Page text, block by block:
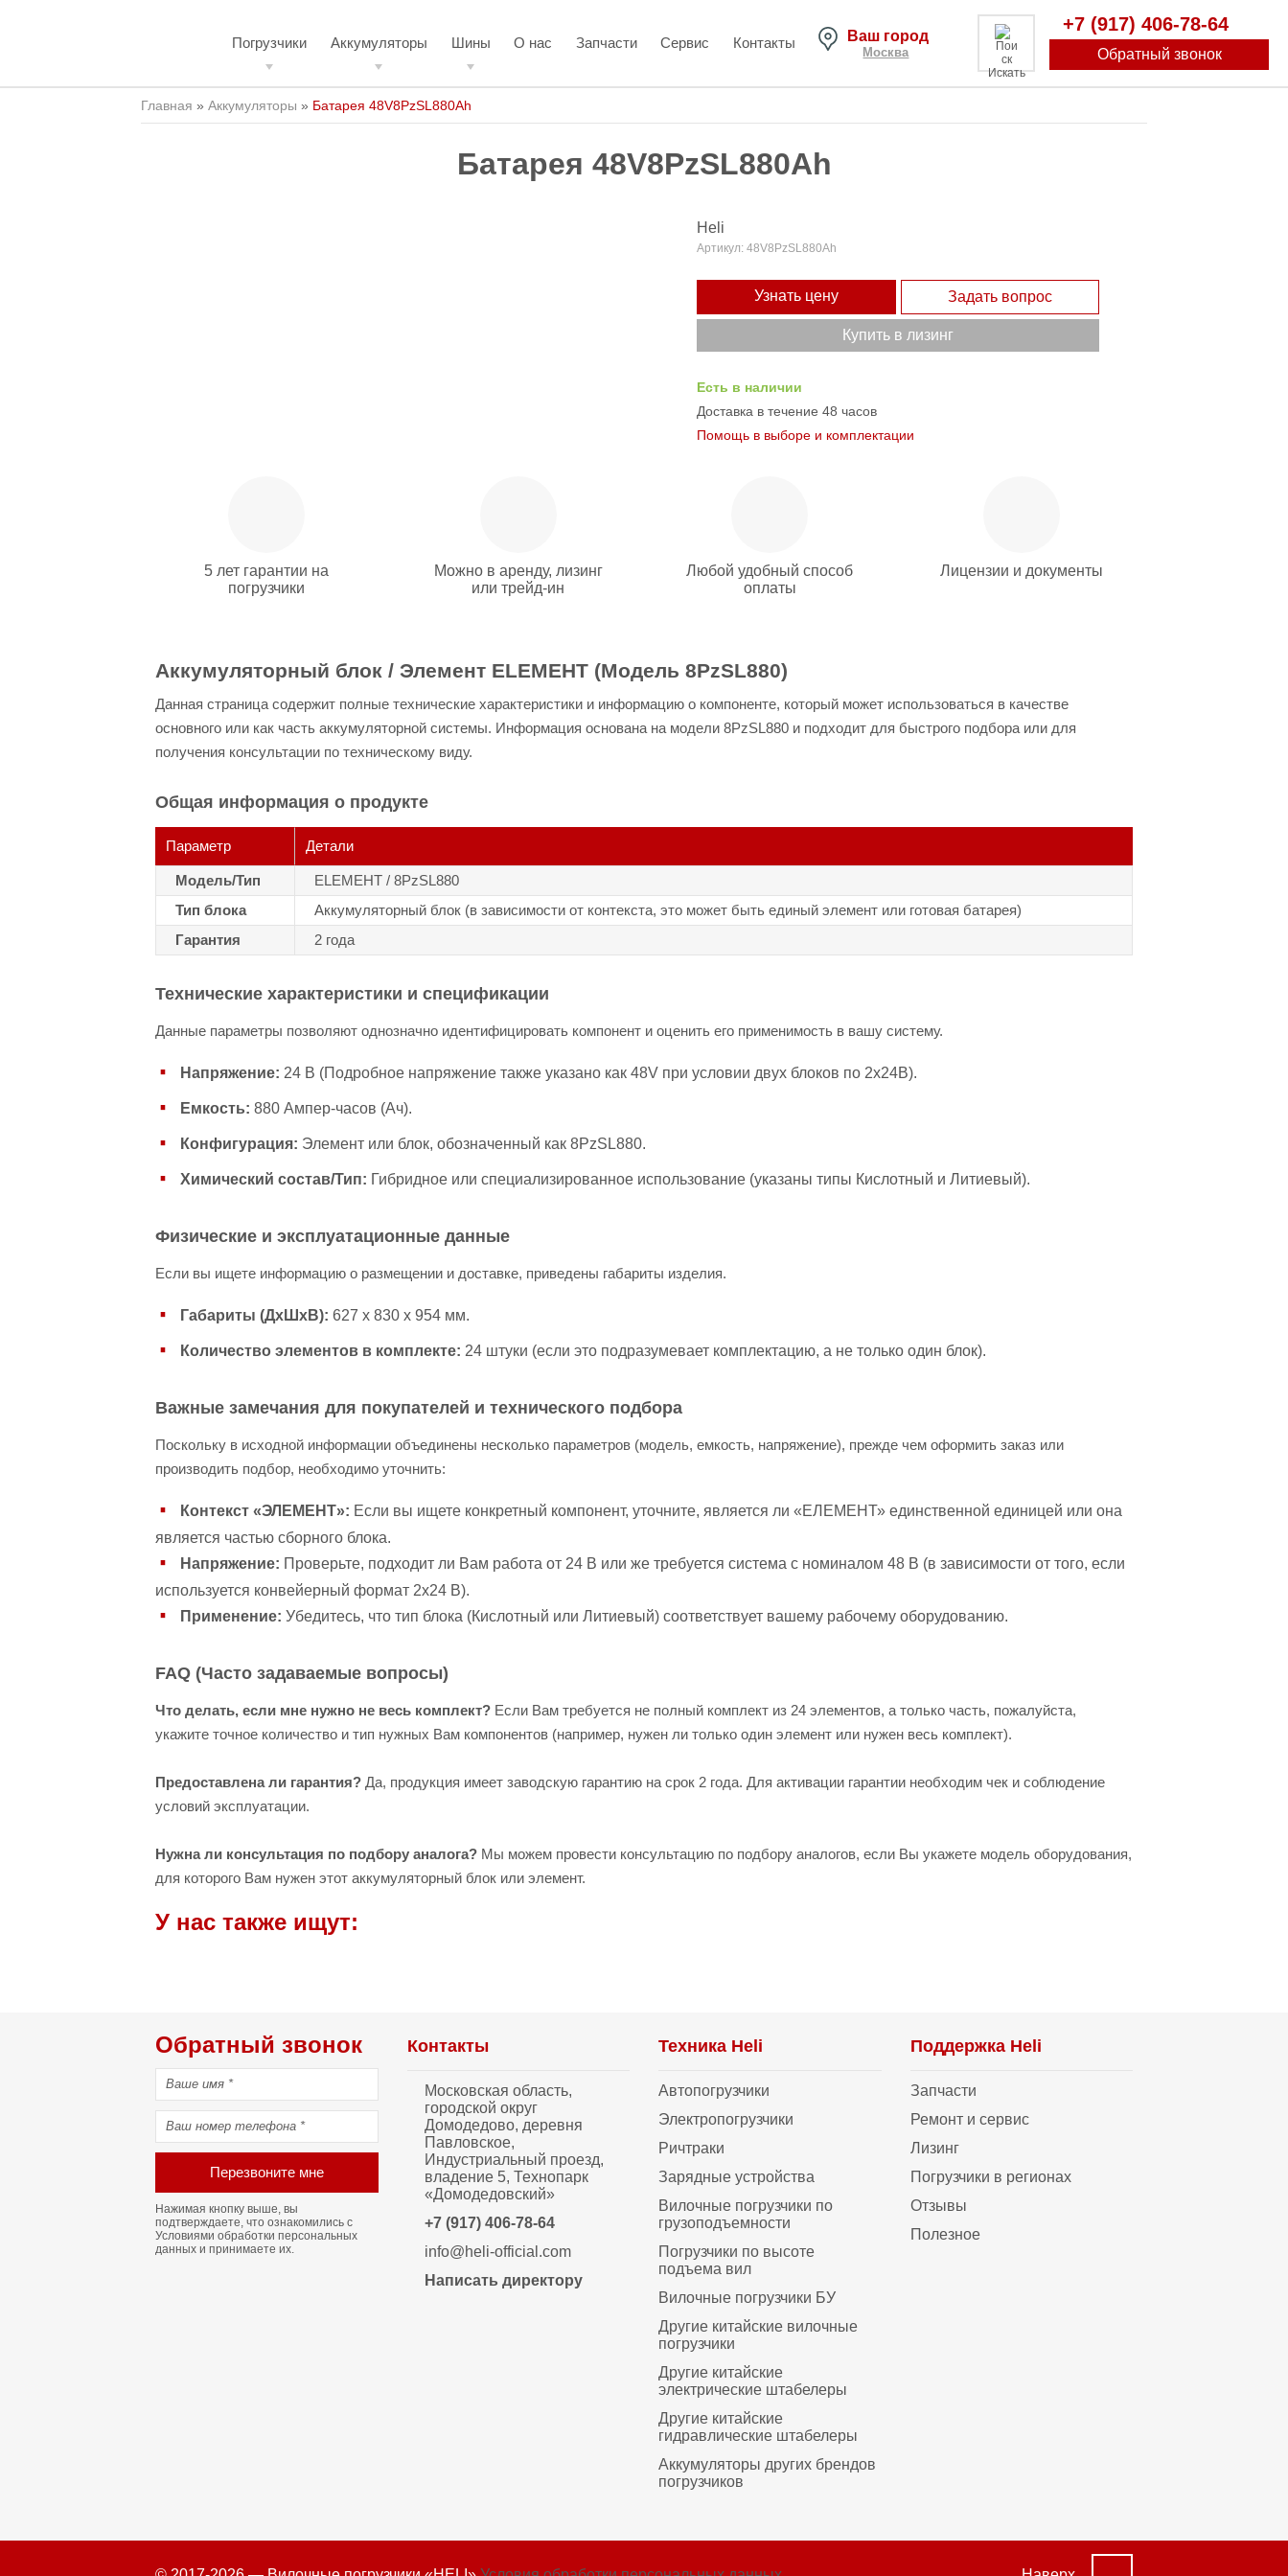
Погрузчики Аккумуляторы Шины О нас Запчасти Сервис Контакты Ваш город
Москва
Искать
+7 (917) 406-78-64
Обратный звонок
Главная » Аккумуляторы » Батарея 48V8PzSL880Ah
Батарея 48V8PzSL880Ah
Heli
Артикул: 48V8PzSL880Ah
Узнать цену Задать вопрос
Купить в лизинг
Есть в наличии
Доставка в течение 48 часов
Помощь в выборе и комплектации
5 лет гарантии на
погрузчики
Можно в аренду, лизинг
или трейд-ин
Любой удобный способ
оплаты
Лицензии и документы
Аккумуляторный блок / Элемент ELЕМЕНТ (Модель 8PzSL880)
Данная страница содержит полные технические характеристики и информацию о компоненте, который может использоваться в качестве
основного или как часть аккумуляторной системы. Информация основана на модели 8PzSL880 и подходит для быстрого подбора или для
получения консультации по техническому виду.
Общая информация о продукте
Параметр Детали
Модель/Тип
ELЕМЕНТ / 8PzSL880
Тип блока
Аккумуляторный блок (в зависимости от контекста, это может быть единый элемент или готовая батарея)
Гарантия
2 года
Технические характеристики и спецификации
Данные параметры позволяют однозначно идентифицировать компонент и оценить его применимость в вашу систему.
Напряжение: 24 В (Подробное напряжение также указано как 48V при условии двух блоков по 2х24В).
Емкость: 880 Ампер-часов (Ач).
Конфигурация: Элемент или блок, обозначенный как 8PzSL880.
Химический состав/Тип: Гибридное или специализированное использование (указаны типы Кислотный и Литиевый).
Физические и эксплуатационные данные
Если вы ищете информацию о размещении и доставке, приведены габариты изделия.
Габариты (ДхШхВ): 627 x 830 x 954 мм.
Количество элементов в комплекте: 24 штуки (если это подразумевает комплектацию, а не только один блок).
Важные замечания для покупателей и технического подбора
Поскольку в исходной информации объединены несколько параметров (модель, емкость, напряжение), прежде чем оформить заказ или
производить подбор, необходимо уточнить:
Контекст «ЭЛЕМЕНТ»: Если вы ищете конкретный компонент, уточните, является ли «ЕЛЕМЕНТ» единственной единицей или она
является частью сборного блока.
Напряжение: Проверьте, подходит ли Вам работа от 24 В или же требуется система с номиналом 48 В (в зависимости от того, если
используется конвейерный формат 2х24 В).
Применение: Убедитесь, что тип блока (Кислотный или Литиевый) соответствует вашему рабочему оборудованию.
FAQ (Часто задаваемые вопросы)
Что делать, если мне нужно не весь комплект? Если Вам требуется не полный комплект из 24 элементов, а только часть, пожалуйста,
укажите точное количество и тип нужных Вам компонентов (например, нужен ли только один элемент или нужен весь комплект).
Предоставлена ли гарантия? Да, продукция имеет заводскую гарантию на срок 2 года. Для активации гарантии необходим чек и соблюдение
условий эксплуатации.
Нужна ли консультация по подбору аналога? Мы можем провести консультацию по подбору аналогов, если Вы укажете модель оборудования,
для которого Вам нужен этот аккумуляторный блок или элемент.
У нас также ищут:
Обратный звонок
Перезвоните мне
Нажимая кнопку выше, вы
подтверждаете, что ознакомились с
Условиями обработки персональных
данных и принимаете их.
Контакты
Московская область,
городской округ
Домодедово, деревня
Павловское,
Индустриальный проезд,
владение 5, Технопарк
«Домодедовский»
+7 (917) 406-78-64
info@heli-official.com
Написать директору
Техника Heli
Автопогрузчики
Электропогрузчики
Ричтраки
Зарядные устройства
Вилочные погрузчики по
грузоподъемности
Погрузчики по высоте
подъема вил
Вилочные погрузчики БУ
Другие китайские вилочные
погрузчики
Другие китайские
электрические штабелеры
Другие китайские
гидравлические штабелеры
Аккумуляторы других брендов
погрузчиков
Поддержка Heli
Запчасти
Ремонт и сервис
Лизинг
Погрузчики в регионах
Отзывы
Полезное